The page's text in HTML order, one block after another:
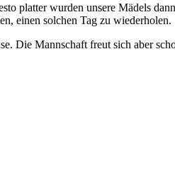
platter wurden unsere Mädels
einen solchen Tag zu wiederholen.
Die Mannschaft freut sich aber